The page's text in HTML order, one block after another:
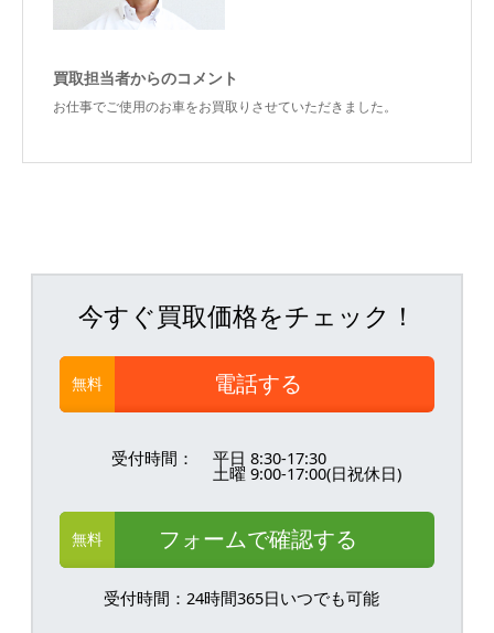
買取担当者からのコメント
お仕事でご使用のお車をお買取りさせていただきました。
今すぐ買取価格をチェック！
無料 電話する
受付時間： 平日 8:30-17:30
土曜 9:00-17:00(日祝休日)
無料 フォームで確認する
受付時間：24時間365日いつでも可能